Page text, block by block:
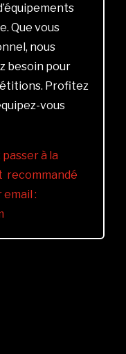
Que vous
nous
besoin pour
Profitez
vous
à la
recommandé
: